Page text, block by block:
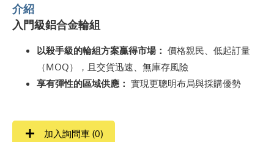
介紹
入門級鋁合金輪組
以殺手級的輪組方案贏得市場： 價格親民、低起訂量
（MOQ），且交貨迅速、無庫存風險
享有彈性的區域供應： 實現更聰明布局與採購優勢
加入詢問車 (0)